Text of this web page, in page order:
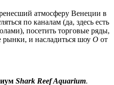
атмосферу Венеции в
по каналам (да, здесь есть
посетить торговые ряды,
и насладиться шоу O от
Shark Reef Aquarium.